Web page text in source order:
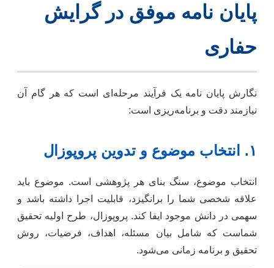
پایان نامه موفق در گرایش
حفاری
نگارش پایان نامه یک فرآیند مرحله‌ای است که هر گام آن
نیازمند دقت و برنامه‌ریزی است:
۱. انتخاب موضوع و تدوین پروپوزال
انتخاب موضوع، سنگ بنای هر پژوهشی است. موضوع باید
علاقه شخصی شما را برانگیزد، قابلیت اجرا داشته باشد و
سهمی در دانش موجود ایفا کند. پروپوزال، طرح اولیه تحقیق
شماست که شامل بیان مسئله، اهداف، فرضیات، روش
تحقیق و برنامه زمانی می‌شود.